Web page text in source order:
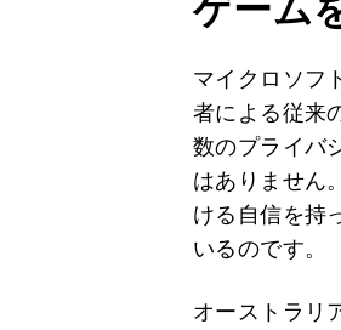
マイクロソフ
者による従来
数のプライバ
はありません
ける自信を持
いるのです。
オーストラリ